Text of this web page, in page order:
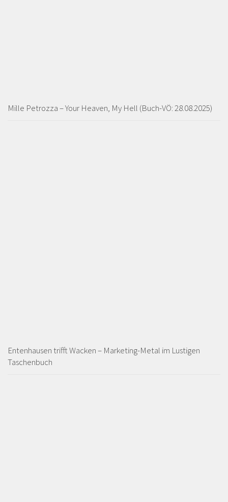
Mille Petrozza – Your Heaven, My Hell (Buch-VÖ: 28.08.2025)
Entenhausen trifft Wacken – Marketing-Metal im Lustigen
Taschenbuch